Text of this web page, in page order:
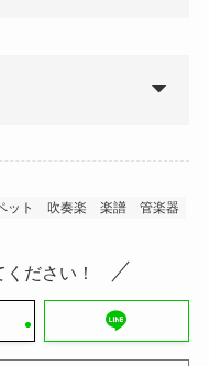
ット 吹奏楽 楽譜 管楽器
ださい！